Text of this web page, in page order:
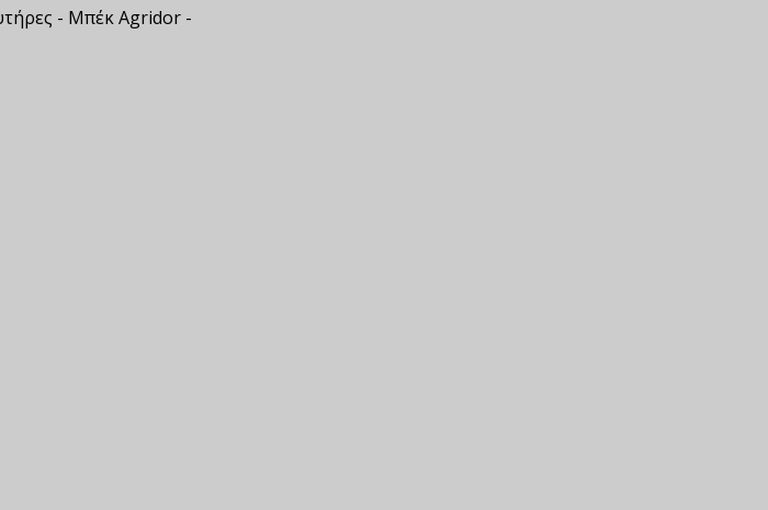
- Μπέκ Agridor -